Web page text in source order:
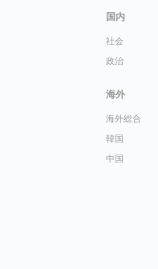
国内
社会
政治
海外
海外総合
韓国
中国